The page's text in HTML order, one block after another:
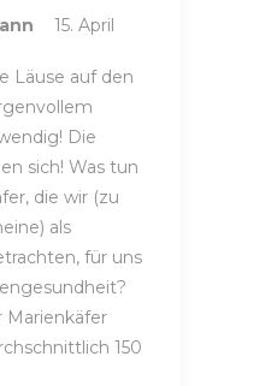
15. April
Läuse auf den
Die
sich! Was tun
die wir (zu
als
für uns
Marienkäfer
150